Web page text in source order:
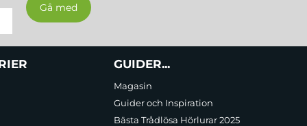
GUIDER...
Magasin
Guider och Inspiration
Bästa Trådlösa Hörlurar 2025